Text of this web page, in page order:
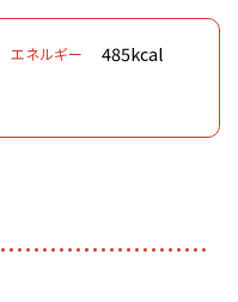
エネルギー 485kcal